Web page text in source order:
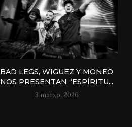
BAD LEGS, WIGUEZ Y MONEO
NOS PRESENTAN “ESPÍRITU...
3 marzo, 2026